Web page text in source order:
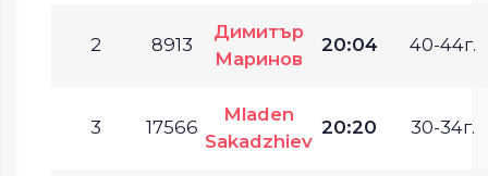
2 8913
Димитър
Маринов
20:04 40-44г.
3 17566
Mladen
Sakadzhiev
20:20 30-34г.